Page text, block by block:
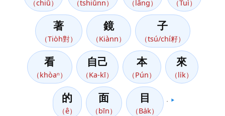
（chiū） （tshiūnn） （lâng） （Tuì）
著
（Tio̍h對）
鏡
（Kiànn）
子
（tsú/chí籽）
看
（khòaⁿ）
自己
（Ka-kī）
本
（Pún）
來
（li̍k）
的
（ê）
面
（bīn）
目
（Ba̍k）
▶️